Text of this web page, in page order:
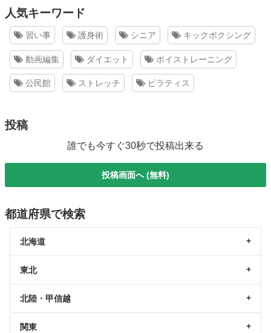
人気キーワード
習い事 護身術 シニア キックボクシング
動画編集 ダイエット ボイストレーニング
公民館 ストレッチ ピラティス
投稿
誰でも今すぐ30秒で投稿出来る
投稿画面へ (無料)
都道府県で検索
北海道
東北
北陸・甲信越
関東